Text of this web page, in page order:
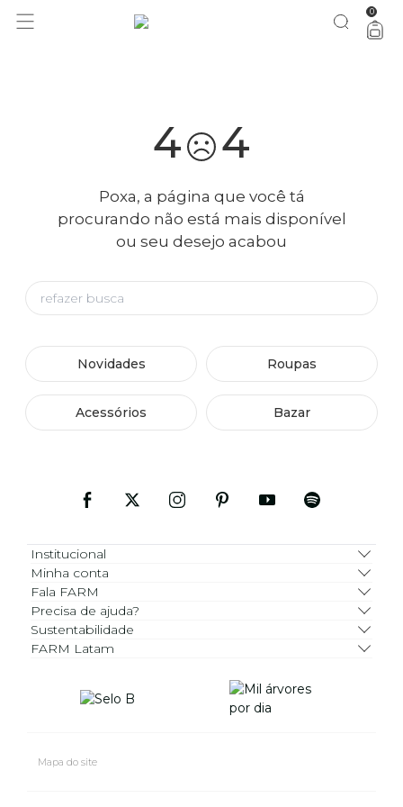
você merece 30% OFF pra comemorar com a gente aproveita! 0
4 4
Poxa, a página que você tá
procurando não está mais disponível
ou seu desejo acabou
Novidades Roupas
Acessórios Bazar
Institucional
Minha conta
Fala FARM
Precisa de ajuda?
Sustentabilidade
FARM Latam
Mapa do site